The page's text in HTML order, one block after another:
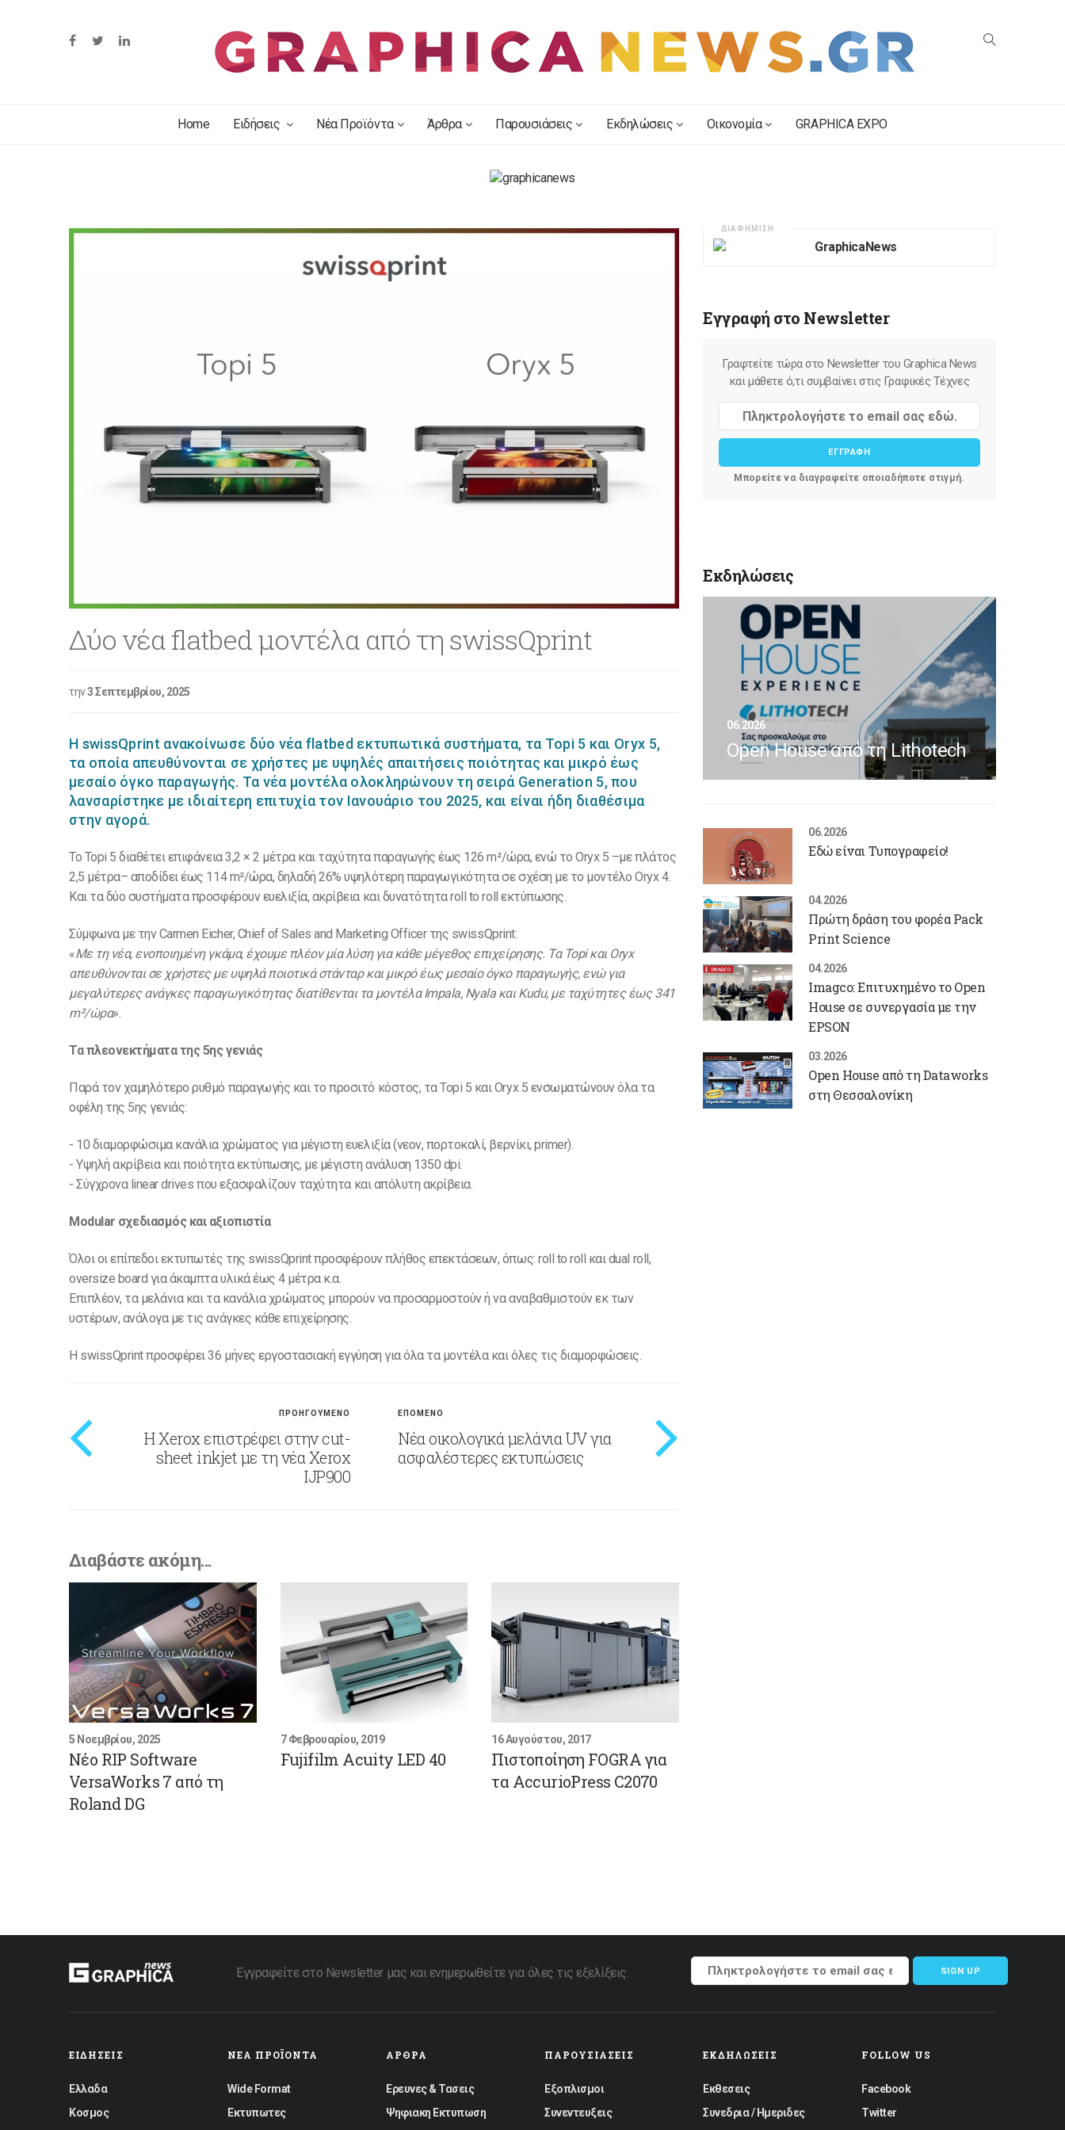
Home Ειδήσεις Νέα Προϊόντα Άρθρα Παρουσιάσεις Εκδηλώσεις Οικονομία GRAPHICA EXPO
Δύο νέα flatbed μοντέλα από τη swissQprint
την3 Σεπτεμβρίου, 2025
Η swissQprint ανακοίνωσε δύο νέα flatbed εκτυπωτικά συστήματα, τα Topi 5 και Oryx 5,
τα οποία απευθύνονται σε χρήστες με υψηλές απαιτήσεις ποιότητας και μικρό έως
μεσαίο όγκο παραγωγής. Τα νέα μοντέλα ολοκληρώνουν τη σειρά Generation 5, που
λανσαρίστηκε με ιδιαίτερη επιτυχία τον Ιανουάριο του 2025, και είναι ήδη διαθέσιμα
στην αγορά.
Το Topi 5 διαθέτει επιφάνεια 3,2 × 2 μέτρα και ταχύτητα παραγωγής έως 126 m²/ώρα, ενώ το Oryx 5 –με πλάτος
2,5 μέτρα– αποδίδει έως 114 m²/ώρα, δηλαδή 26% υψηλότερη παραγωγικότητα σε σχέση με το μοντέλο Oryx 4.
Και τα δύο συστήματα προσφέρουν ευελιξία, ακρίβεια και δυνατότητα roll to roll εκτύπωσης.
Σύμφωνα με την Carmen Eicher, Chief of Sales and Marketing Officer της swissQprint:
«Με τη νέα, ενοποιημένη γκάμα, έχουμε πλέον μία λύση για κάθε μέγεθος επιχείρησης. Τα Topi και Oryx
απευθύνονται σε χρήστες με υψηλά ποιοτικά στάνταρ και μικρό έως μεσαίο όγκο παραγωγής, ενώ για
μεγαλύτερες ανάγκες παραγωγικότητας διατίθενται τα μοντέλα Impala, Nyala και Kudu, με ταχύτητες έως 341
m²/ώρα».
Τα πλεονεκτήματα της 5ης γενιάς
Παρά τον χαμηλότερο ρυθμό παραγωγής και το προσιτό κόστος, τα Topi 5 και Oryx 5 ενσωματώνουν όλα τα
οφέλη της 5ης γενιάς:
- 10 διαμορφώσιμα κανάλια χρώματος για μέγιστη ευελιξία (νεον, πορτοκαλί, βερνίκι, primer).
- Υψηλή ακρίβεια και ποιότητα εκτύπωσης, με μέγιστη ανάλυση 1350 dpi.
- Σύγχρονα linear drives που εξασφαλίζουν ταχύτητα και απόλυτη ακρίβεια.
Modular σχεδιασμός και αξιοπιστία
Όλοι οι επίπεδοι εκτυπωτές της swissQprint προσφέρουν πλήθος επεκτάσεων, όπως: roll to roll και dual roll,
oversize board για άκαμπτα υλικά έως 4 μέτρα κ.α.
Επιπλέον, τα μελάνια και τα κανάλια χρώματος μπορούν να προσαρμοστούν ή να αναβαθμιστούν εκ των
υστέρων, ανάλογα με τις ανάγκες κάθε επιχείρησης.
Η swissQprint προσφέρει 36 μήνες εργοστασιακή εγγύηση για όλα τα μοντέλα και όλες τις διαμορφώσεις.
ΠΡΟΗΓΟΥΜΕΝΟ
Η Xerox επιστρέφει στην cut-
sheet inkjet με τη νέα Xerox
IJP900
ΕΠΟΜΕΝΟ
Νέα οικολογικά μελάνια UV για
ασφαλέστερες εκτυπώσεις
Διαβάστε ακόμη...
5 Νοεμβρίου, 2025
Νέο RIP Software
VersaWorks 7 από τη
Roland DG
7 Φεβρουαρίου, 2019
Fujifilm Acuity LED 40
16 Αυγούστου, 2017
Πιστοποίηση FOGRA για
τα AccurioPress C2070
ΔΙΑΦΗΜΙΣΗ
Εγγραφή στο Newsletter
Γραφτείτε τώρα στο Newsletter του Graphica News
και μάθετε ό,τι συμβαίνει στις Γραφικές Τέχνες
ΕΓΓΡΑΦΗ
Μπορείτε να διαγραφείτε οποιαδήποτε στιγμή.
Εκδηλώσεις
06.2026
Open House από τη Lithotech
06.2026
Εδώ είναι Τυπογραφείο!
04.2026
Πρώτη δράση του φορέα Pack
Print Science
04.2026
Imagco: Επιτυχημένο το Open
House σε συνεργασία με την
EPSON
03.2026
Open House από τη Dataworks
στη Θεσσαλονίκη
Εγγραφείτε στο Newsletter μας και ενημερωθείτε για όλες τις εξελίξεις. SIGN UP
ΕΙΔΉΣΕΙΣ
Ελλαδα
Κοσμος
ΝΈΑ ΠΡΟΪΌΝΤΑ
Wide Format
Εκτυπωτες
ΆΡΘΡΑ
Ερευνες & Τασεις
Ψηφιακη Εκτυπωση
ΠΑΡΟΥΣΙΆΣΕΙΣ
Εξοπλισμοι
Συνεντευξεις
ΕΚΔΗΛΏΣΕΙΣ
Εκθεσεις
Συνεδρια / Ημεριδες
FOLLOW US
Facebook
Twitter